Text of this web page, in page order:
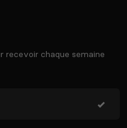
recevoir chaque semaine